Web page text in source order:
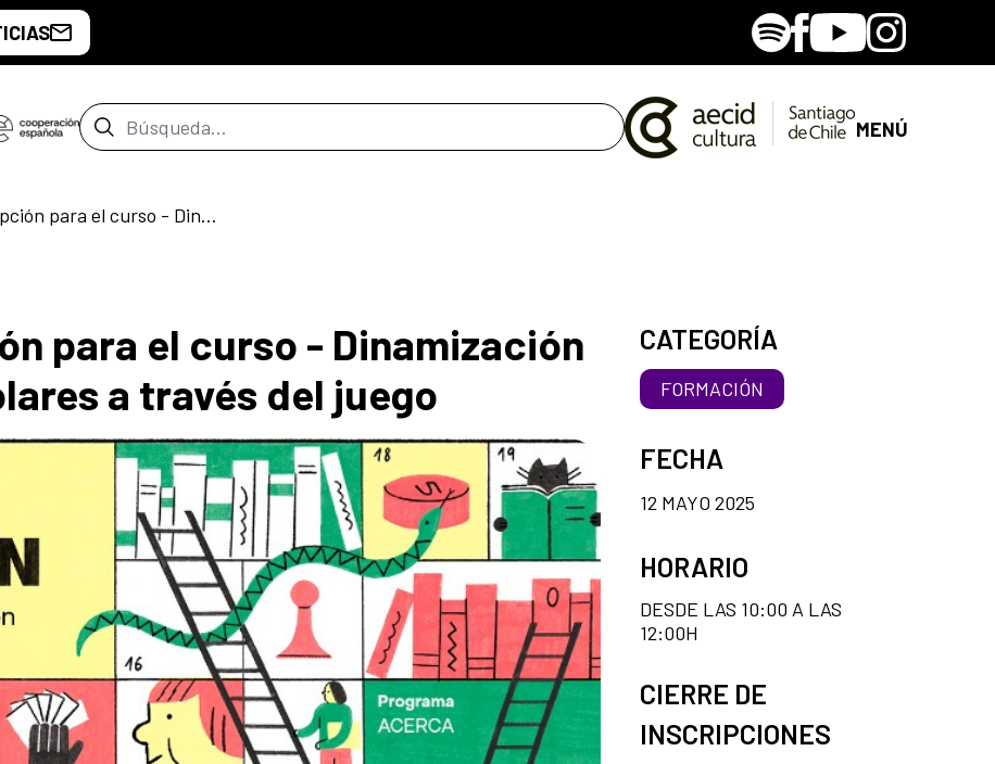
SpotifyFacebook
YoutubeInstagram
Barra de búsqueda MENÚ
Abierta la inscripción para el curso - Dinamización de bibliotecas escolares a través del juego
para el curso - Dinamización
a través del juego
CATEGORÍA
FORMACIÓN
FECHA
12 MAYO 2025
HORARIO
DESDE LAS 10:00 A LAS
12:00H
CIERRE DE
INSCRIPCIONES